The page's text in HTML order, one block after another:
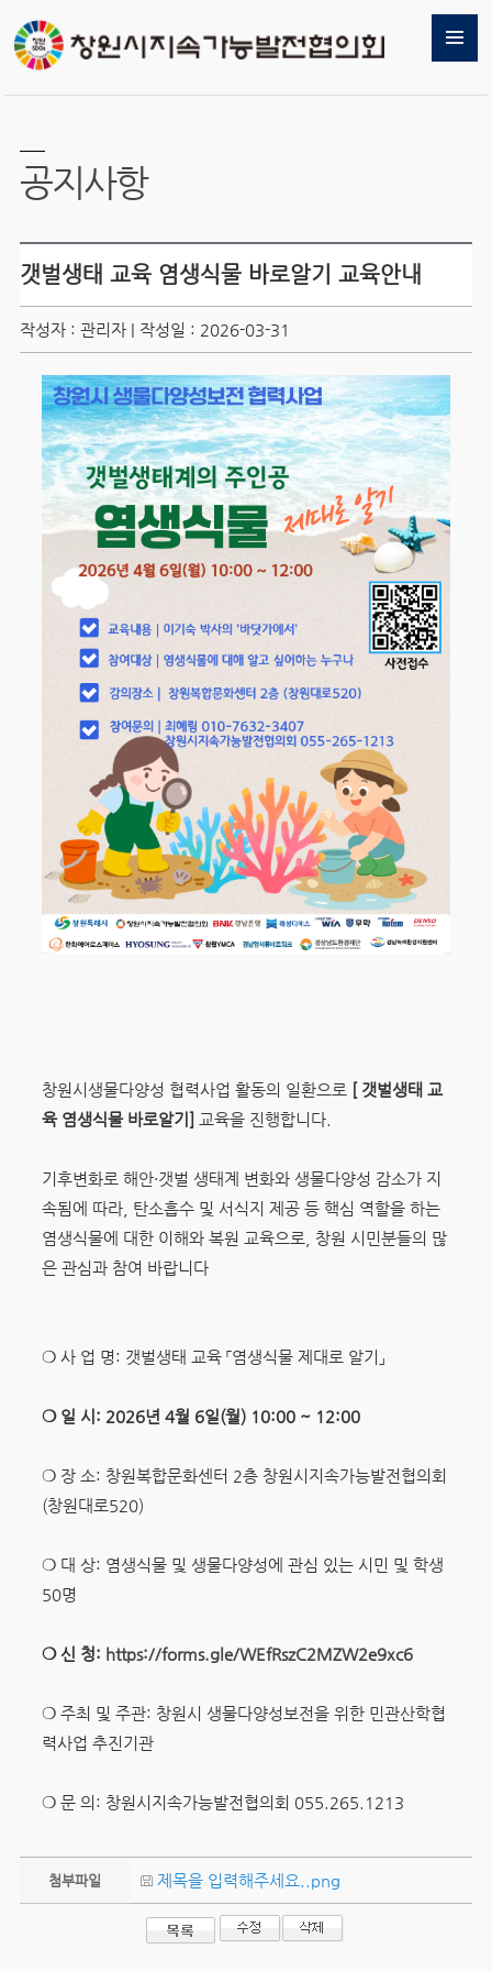
공지사항
갯벌생태 교육 염생식물 바로알기 교육안내
작성자 : 관리자 | 작성일 : 2026-03-31
창원시생물다양성 협력사업 활동의 일환으로 [ 갯벌생태 교
육 염생식물 바로알기] 교육을 진행합니다.
기후변화로 해안·갯벌 생태계 변화와 생물다양성 감소가 지
속됨에 따라, 탄소흡수 및 서식지 제공 등 핵심 역할을 하는
염생식물에 대한 이해와 복원 교육으로, 창원 시민분들의 많
은 관심과 참여 바랍니다
❍ 사 업 명: 갯벌생태 교육 「염생식물 제대로 알기」
❍ 일 시: 2026년 4월 6일(월) 10:00 ~ 12:00
❍ 장 소: 창원복합문화센터 2층 창원시지속가능발전협의회
(창원대로520)
❍ 대 상: 염생식물 및 생물다양성에 관심 있는 시민 및 학생
50명
❍ 신 청: https://forms.gle/WEfRszC2MZW2e9xc6
❍ 주최 및 주관: 창원시 생물다양성보전을 위한 민관산학협
력사업 추진기관
❍ 문 의: 창원시지속가능발전협의회 055.265.1213
첨부파일 제목을 입력해주세요..png